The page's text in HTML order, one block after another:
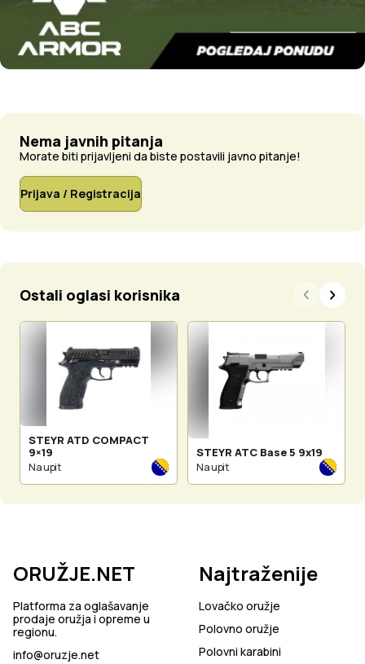
Nema javnih pitanja
Morate biti prijavljeni da biste postavili javno pitanje!
Prijava / Registracija
Ostali oglasi korisnika
STEYR ATD COMPACT
9×19
Na upit
STEYR ATC Base 5 9x19
Na upit
ORUŽJE.NET
Platforma za oglašavanje
prodaje oružja i opreme u
regionu.
info@oruzje.net
Najtraženije
Lovačko oružje
Polovno oružje
Polovni karabini